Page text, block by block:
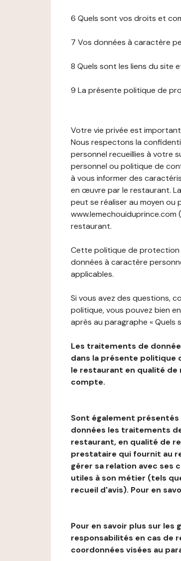
6 Quels sont vos droits et
7 Vos données à caractère
8 Quels sont les liens du site
9 La présente politique de
Votre vie privée est
Nous respectons la
personnel recueillies à votre
personnel ou politique de
à vous informer des
en œuvre par le restaurant.
peut se réaliser au moyen
www.lemechouiduprince.com
restaurant.
Cette politique de protection
données à caractère
applicables.
Si vous avez des questions,
politique, vous pouvez bien
après au paragraphe «
Les traitements de
dans la présente politique
le restaurant en qualité
compte.
Sont également
données les traitements
restaurant, en qualité de
prestataire qui fournit au
gérer sa relation avec
utiles à son métier (tels
recueil d'avis). Pour en
Pour en savoir plus sur
responsabilités en cas de
coordonnées visées au